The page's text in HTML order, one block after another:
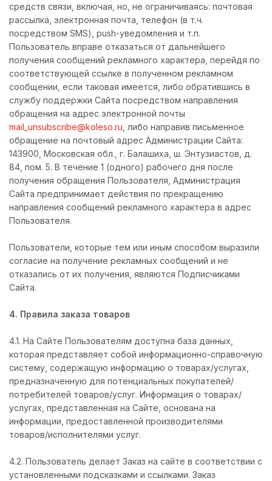
средств связи, включая, но, не ограничиваясь: почтовая
рассылка, электронная почта, телефон (в т.ч.
посредством SMS), push-уведомления и т.п.
Пользователь вправе отказаться от дальнейшего
получения сообщений рекламного характера, перейдя по
соответствующей ссылке в полученном рекламном
сообщении, если таковая имеется, либо обратившись в
службу поддержки Сайта посредством направления
обращения на адрес электронной почты
mail_unsubscribe@koleso.ru , либо направив письменное
обращение на почтовый адрес Администрации Сайта:
143900, Московская обл., г. Балашиха, ш. Энтузиастов, д.
84, пом. 5. В течение 1 (одного) рабочего дня после
получения обращения Пользователя, Администрация
Сайта предпринимает действия по прекращению
направления сообщений рекламного характера в адрес
Пользователя.
Пользователи, которые тем или иным способом выразили
согласие на получение рекламных сообщений и не
отказались от их получения, являются Подписчиками
Сайта.
4. Правила заказа товаров
4.1. На Сайте Пользователям доступна база данных,
которая представляет собой информационно-справочную
систему, содержащую информацию о товарах/услугах,
предназначенную для потенциальных покупателей/
потребителей товаров/услуг. Информация о товарах/
услугах, представленная на Сайте, основана на
информации, предоставленной производителями
товаров/исполнителями услуг.
4.2. Пользователь делает Заказ на сайте в соответствии с
установленными подсказками и ссылками. Заказ